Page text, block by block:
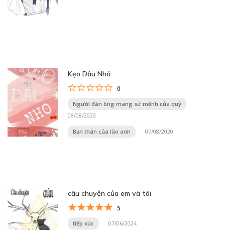
Kẹo Dâu Nhỏ
0
Người đàn ông mang sứ mệnh của quỷ
08/08/2020
Bạn thân của lão anh 07/08/2020
câu chuyện của em và tôi
5
tiếp xúc 07/06/2024